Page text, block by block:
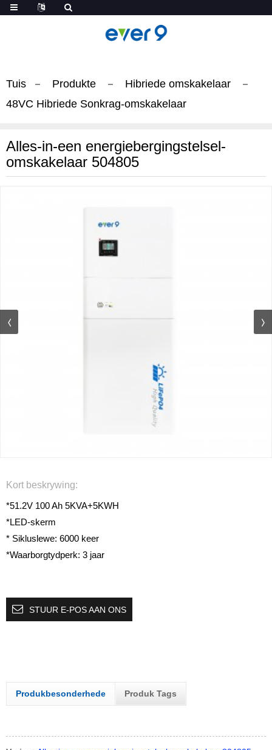
Tuis Produkte
Hibriede omskakelaar
48VC Hibriede Sonkrag-omskakelaar
Alles-in-een energiebergingstelsel-
omskakelaar 504805
Kort beskrywing:
*51.2V 100 Ah 5KVA+5KWH
*LED-skerm
* Sikluslewe: 6000 keer
*Waarborgtydperk: 3 jaar
STUUR E-POS AAN ONS
Produkbesonderhede Produk Tags